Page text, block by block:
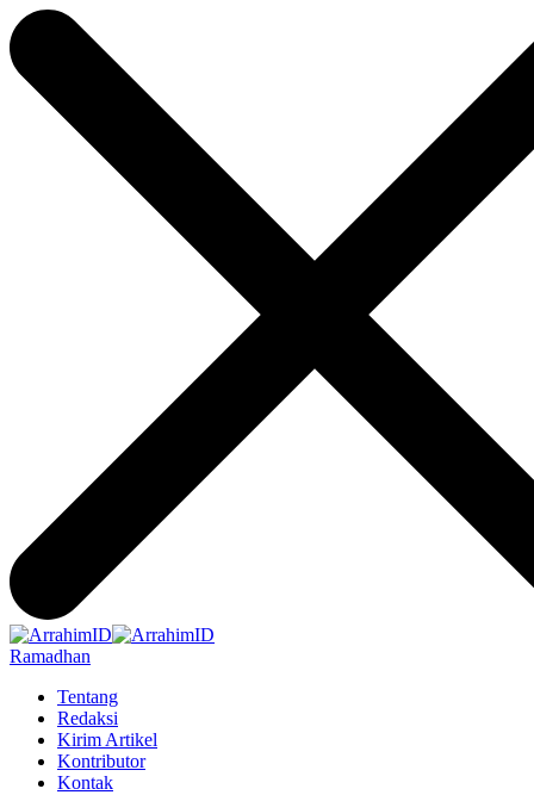
Ramadhan
Tentang
Redaksi
Kirim Artikel
Kontributor
Kontak